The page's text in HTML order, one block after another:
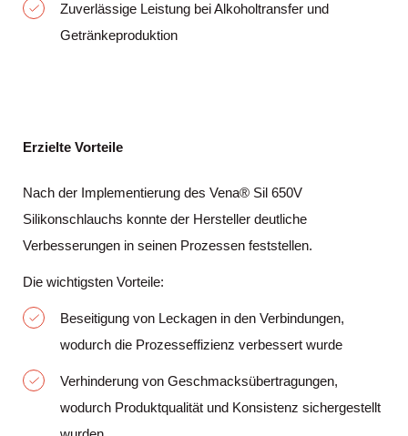
Zuverlässige Leistung bei Alkoholtransfer und
Getränkeproduktion
Erzielte Vorteile
Nach der Implementierung des Vena® Sil 650V
Silikonschlauchs konnte der Hersteller deutliche
Verbesserungen in seinen Prozessen feststellen.
Die wichtigsten Vorteile:
Beseitigung von Leckagen in den Verbindungen,
wodurch die Prozesseffizienz verbessert wurde
Verhinderung von Geschmacksübertragungen,
wodurch Produktqualität und Konsistenz sichergestellt